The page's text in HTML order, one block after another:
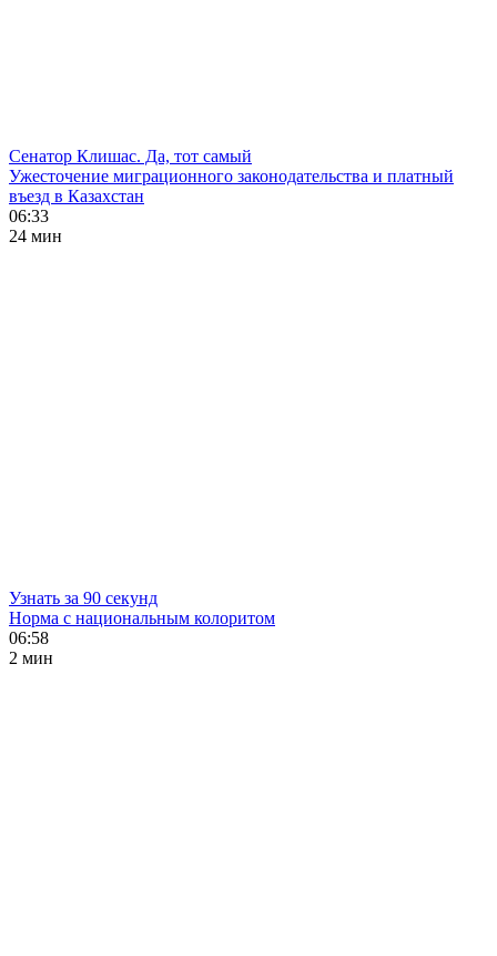
Сенатор Клишас. Да, тот самый
Ужесточение миграционного законодательства и платный
въезд в Казахстан
06:33
24 мин
Узнать за 90 секунд
Норма с национальным колоритом
06:58
2 мин